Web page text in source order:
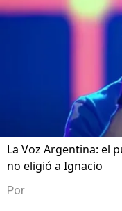
La Voz Argentina: el
no eligió a Ignacio
Por